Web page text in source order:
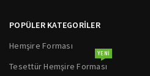
POPÜLER KATEGORİLER
Hemşire Forması
Tesettür Hemşire Forması
YENI